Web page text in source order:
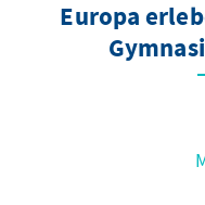
Europa